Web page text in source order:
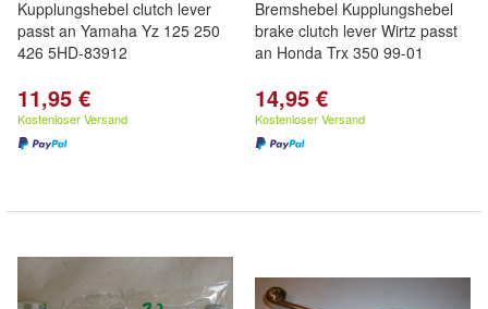
Kupplungshebel clutch lever
passt an Yamaha Yz 125 250
426 5HD-83912
11,95 €
Kostenloser Versand
Bremshebel Kupplungshebel
brake clutch lever Wirtz passt
an Honda Trx 350 99-01
14,95 €
Kostenloser Versand